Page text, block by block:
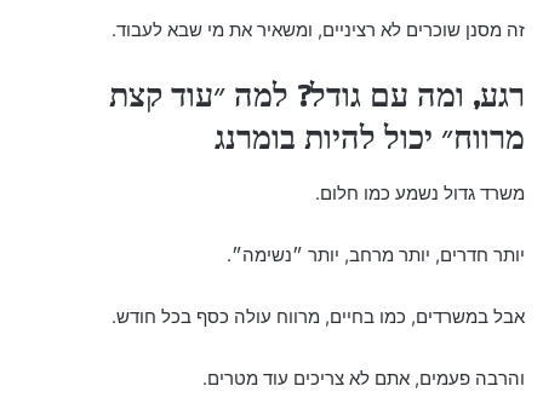
זה מסנן שוכרים לא רציניים, ומשאיר את מי שבא לעבוד.
רגע, ומה עם גודל? למה ״עוד קצת
מרווח״ יכול להיות בומרנג
משרד גדול נשמע כמו חלום.
יותר חדרים, יותר מרחב, יותר ״נשימה״.
אבל במשרדים, כמו בחיים, מרווח עולה כסף בכל חודש.
והרבה פעמים, אתם לא צריכים עוד מטרים.